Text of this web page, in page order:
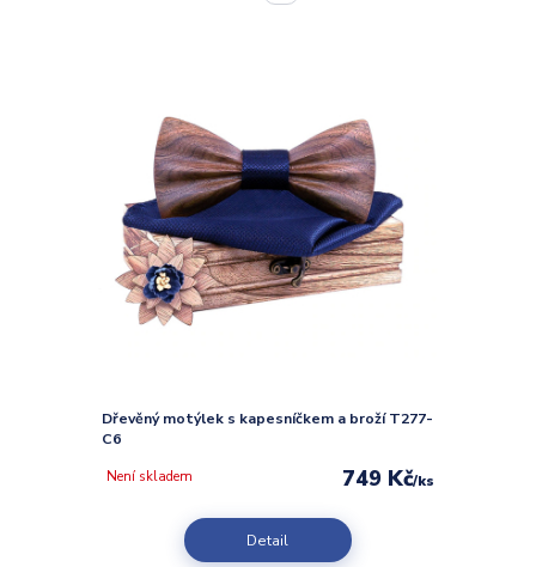
Dřevěný motýlek s kapesníčkem a broží T277-
C6
749 Kč/ks
Není skladem
Detail